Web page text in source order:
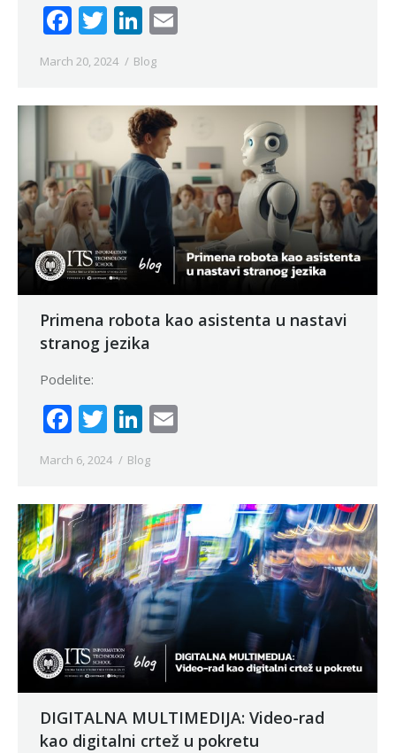
Facebook
TwitterLinkedIn
March 20, 2024 Blog
Primena robota kao asistenta u nastavi
stranog jezika
Podelite:
Facebook
TwitterLinkedIn
March 6, 2024 Blog
DIGITALNA MULTIMEDIJA: Video-rad
kao digitalni crtež u pokretu